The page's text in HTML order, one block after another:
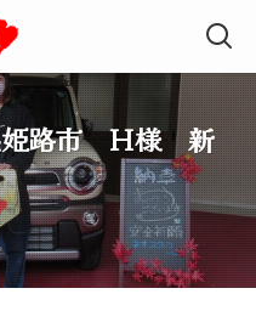
姫路市 Ｈ様 新